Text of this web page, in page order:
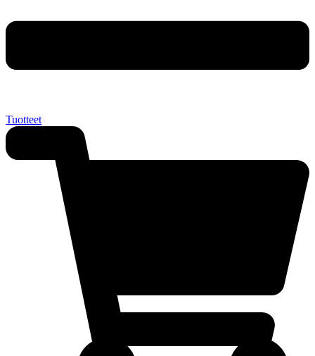
Tuotteet